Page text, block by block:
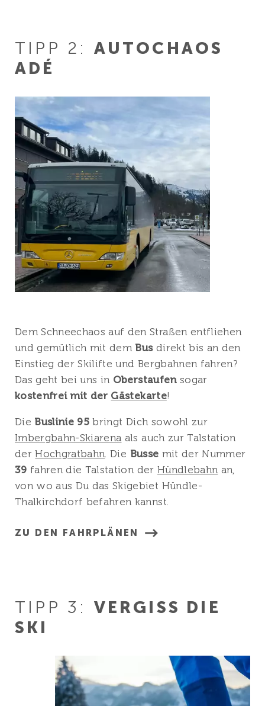
TIPP 2: AUTOCHAOS
ADÉ
Dem Schneechaos auf den Straßen entfliehen
und gemütlich mit dem Bus direkt bis an den
Einstieg der Skilifte und Bergbahnen fahren?
Das geht bei uns in Oberstaufen sogar
kostenfrei mit der Gästekarte!
Die Buslinie 95 bringt Dich sowohl zur
Imbergbahn-Skiarena als auch zur Talstation
derHochgratbahn. Die Busse mit der Nummer
39 fahren die Talstation der Hündlebahn an,
von wo aus Du das Skigebiet Hündle-
Thalkirchdorf befahren kannst.
ZU DEN FAHRPLÄNEN
TIPP 3: VERGISS DIE
SKI